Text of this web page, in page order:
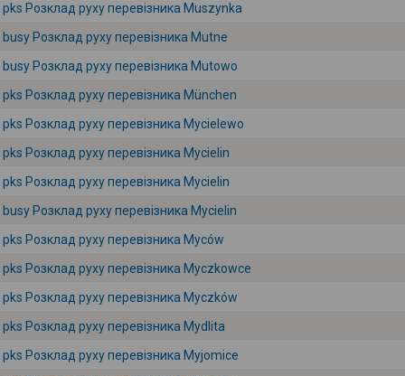
pks Розклад руху перевізника Muszynka
busy Розклад руху перевізника Mutne
busy Розклад руху перевізника Mutowo
pks Розклад руху перевізника München
pks Розклад руху перевізника Mycielewo
pks Розклад руху перевізника Mycielin
pks Розклад руху перевізника Mycielin
busy Розклад руху перевізника Mycielin
pks Розклад руху перевізника Myców
pks Розклад руху перевізника Myczkowce
pks Розклад руху перевізника Myczków
pks Розклад руху перевізника Mydlita
pks Розклад руху перевізника Myjomice